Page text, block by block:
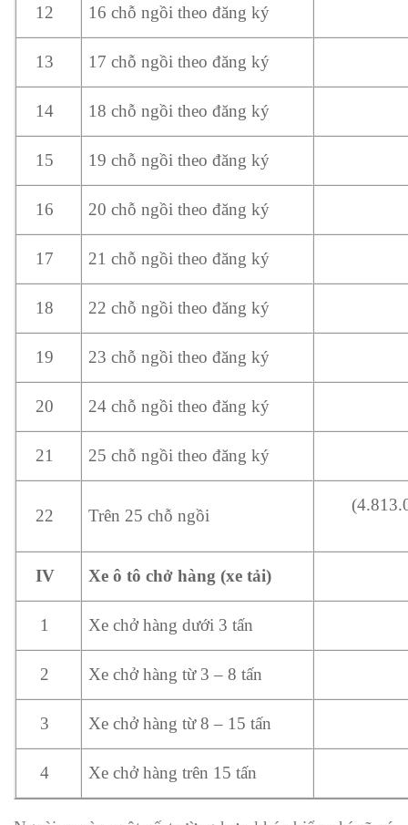
12 16 chỗ ngồi theo đăng ký
13 17 chỗ ngồi theo đăng ký
14 18 chỗ ngồi theo đăng ký
15 19 chỗ ngồi theo đăng ký
16 20 chỗ ngồi theo đăng ký
17 21 chỗ ngồi theo đăng ký
18 22 chỗ ngồi theo đăng ký
19 23 chỗ ngồi theo đăng ký
20 24 chỗ ngồi theo đăng ký
21 25 chỗ ngồi theo đăng ký
22 Trên 25 chỗ ngồi
IV Xe ô tô chở hàng (xe tải)
1 Xe chở hàng dưới 3 tấn
2 Xe chở hàng từ 3 – 8 tấn
3 Xe chở hàng từ 8 – 15 tấn
4 Xe chở hàng trên 15 tấn